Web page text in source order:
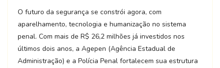
O futuro da segurança se constrói agora, com
aparelhamento, tecnologia e humanização no sistema
penal. Com mais de R$ 26,2 milhões já investidos nos
últimos dois anos, a Agepen (Agência Estadual de
Administração) e a Polícia Penal fortalecem sua estrutura